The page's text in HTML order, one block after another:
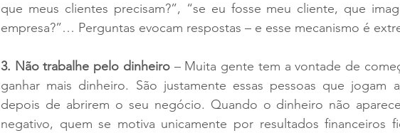
que meus clientes precisam?”, “se eu fosse meu cliente, que
empresa?”… Perguntas evocam respostas – e esse mecanismo é
3. Não trabalhe pelo dinheiro – Muita gente tem a vontade de
ganhar mais dinheiro. São justamente essas pessoas que jogam
depois de abrirem o seu negócio. Quando o dinheiro não
negativo, quem se motiva unicamente por resultados financeiros